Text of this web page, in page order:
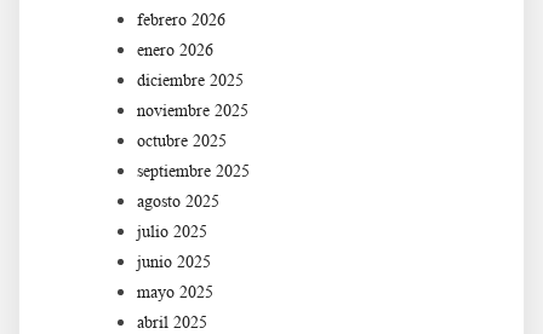
febrero 2026
enero 2026
diciembre 2025
noviembre 2025
octubre 2025
septiembre 2025
agosto 2025
julio 2025
junio 2025
mayo 2025
abril 2025